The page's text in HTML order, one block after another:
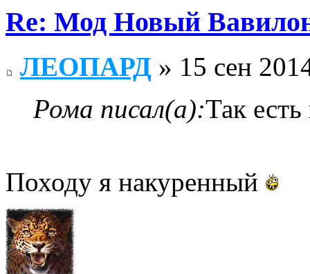
Re: Мод Новый
ЛЕОПАРД » 15 сен
Рома писал(а):Так
Походу я накуренный